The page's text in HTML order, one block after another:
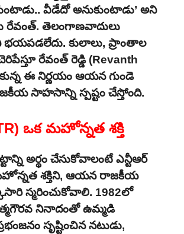
వీడేదో అనుకుంటాడు’ అని
రేవంత్. తెలంగాణవాదులు
భయపడలేదు. కులాలు, ప్రాంతాల
రేవంత్ రెడ్డి (Revanth
ఈ నిర్ణయం ఆయన గుండె
సాహసాన్ని స్పష్టం చేస్తోంది.
ఒక మహోన్నత శక్తి
అర్థం చేసుకోవాలంటే ఎన్టీఆర్
శక్తిని, ఆయన రాజకీయ
స్మరించుకోవాలి. 1982లో
నినాదంతో ఉమ్మడి
సృష్టించిన నటుడు,